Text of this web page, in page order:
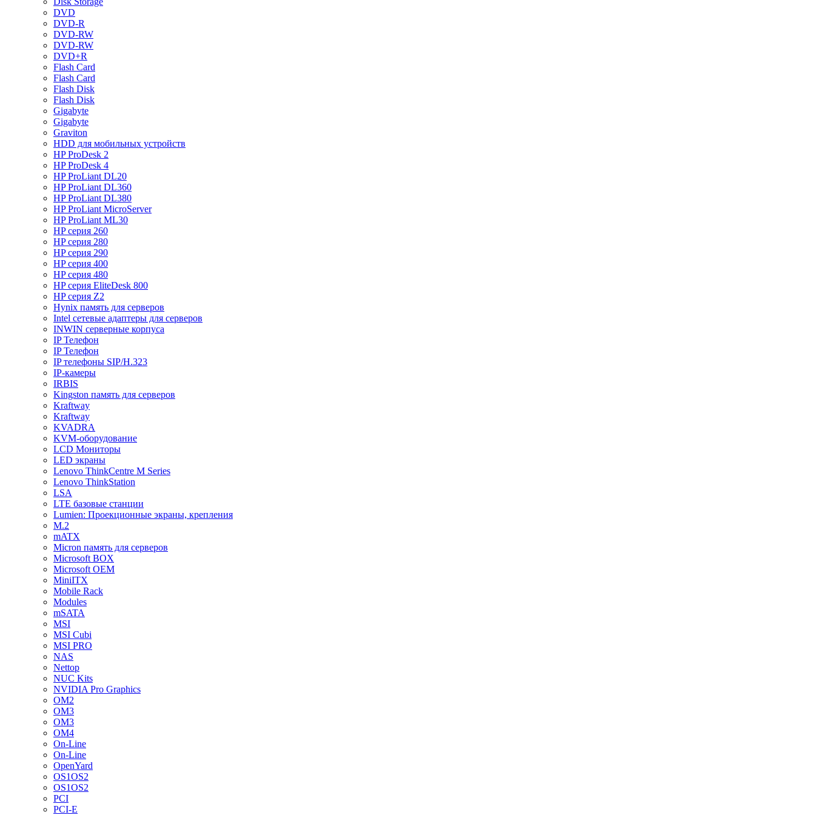
DVD
DVD-R
DVD-RW
DVD-RW
DVD+R
Flash Card
Flash Card
Flash Disk
Flash Disk
Gigabyte
Gigabyte
Graviton
HDD для мобильных устройств
HP ProDesk 2
HP ProDesk 4
HP ProLiant DL20
HP ProLiant DL360
HP ProLiant DL380
HP ProLiant MicroServer
HP ProLiant ML30
HP серия 260
HP серия 280
HP серия 290
HP серия 400
HP серия 480
HP серия EliteDesk 800
HP серия Z2
Hynix память для серверов
Intel сетевые адаптеры для серверов
INWIN серверные корпуса
IP Телефон
IP Телефон
IP телефоны SIP/H.323
IP-камеры
IRBIS
Kingston память для серверов
Kraftway
Kraftway
KVADRA
KVM-оборудование
LCD Мониторы
LED экраны
Lenovo ThinkCentre M Series
Lenovo ThinkStation
LSA
LTE базовые станции
Lumien: Проекционные экраны, крепления
M.2
mATX
Micron память для серверов
Microsoft BOX
Microsoft OEM
MiniITX
Mobile Rack
Modules
mSATA
MSI
MSI Cubi
MSI PRO
NAS
Nettop
NUC Kits
NVIDIA Pro Graphics
OM2
OM3
OM3
OM4
On-Line
On-Line
OpenYard
OS1OS2
OS1OS2
PCI
PCI-E